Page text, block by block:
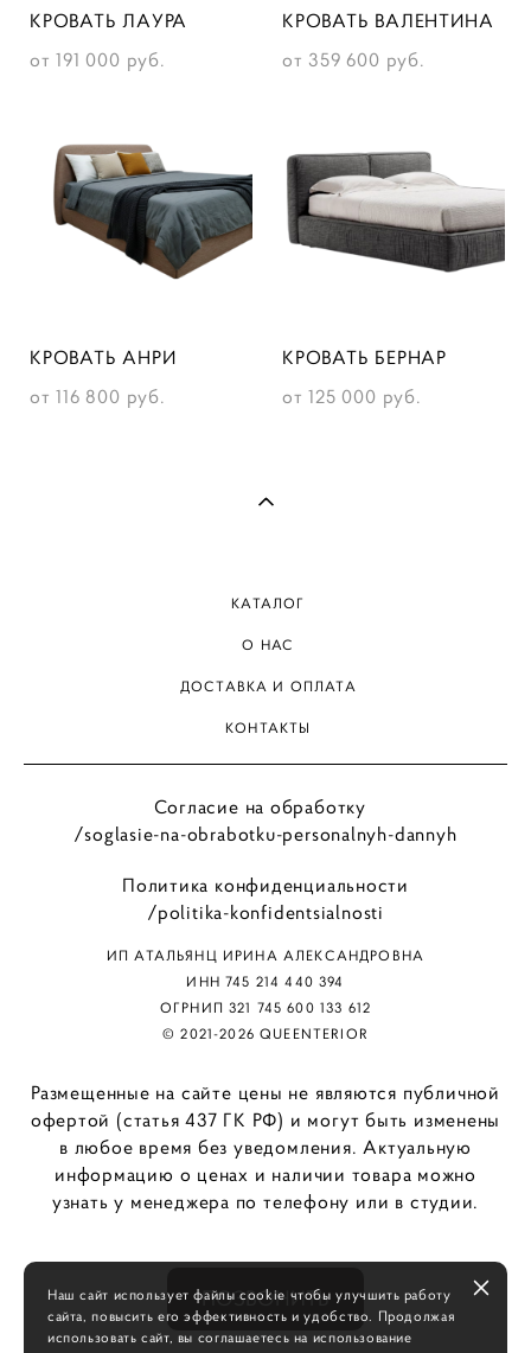
КРОВАТЬ ЛАУРА
от 191 000 pуб.
КРОВАТЬ ВАЛЕНТИНА
от 359 600 pуб.
КРОВАТЬ АНРИ
от 116 800 pуб.
КРОВАТЬ БЕРНАР
от 125 000 pуб.
КАТАЛОГ
О НАС
ДОСТАВКА И ОПЛАТА
КОНТАКТЫ
Согласие на обработку
/soglasie-na-obrabotku-personalnyh-dannyh
Политика конфиденциальности
/politika-konfidentsialnosti
ИП АТАЛЬЯНЦ ИРИНА АЛЕКСАНДРОВНА
ИНН 745 214 440 394
ОГРНИП 321 745 600 133 612
© 2021-2026 QUEENTERIOR
Размещенные на сайте цены не являются публичной
офертой (статья 437 ГК РФ) и могут быть изменены
в любое время без уведомления. Актуальную
информацию о ценах и наличии товара можно
узнать у менеджера по телефону или в студии.
ПОЗВОНИТЬ
Наш сайт использует файлы cookie чтобы улучшить работу
сайта, повысить его эффективность и удобство. Продолжая
использовать сайт, вы соглашаетесь на использование